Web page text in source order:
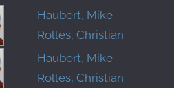
Haubert, Mike
Rolles, Christian
Haubert, Mike
Rolles, Christian